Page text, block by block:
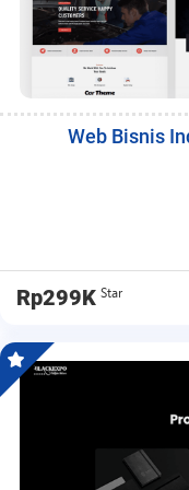
Web Bisnis
Rp299K Star